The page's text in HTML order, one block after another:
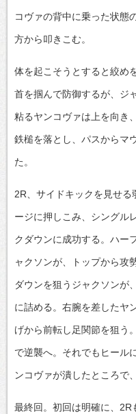
コヴァの背中に乗った状態
方から叩きこむ。
体を起こそうとすると絞め
首を掴んで防御するが、ジ
粘るヤンコヴァは上を向き
鉄槌を落とし、パスからマ
た。
2R、サイドキックを見せ
ージに押しこみ、シングル
クダウンに成功する。ハー
ャクソンが、トップから攻
ダウンを狙うジャクソンが
に詰める。右腕を差したヤ
げから前転し足関節を狙う
で逆襲へ。それでもヒール
ンコヴァが潰したところで
最終回。初回は明確に、2R